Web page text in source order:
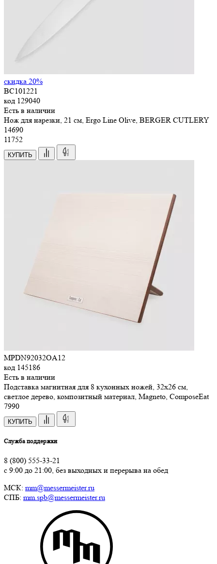
скидка 20%
BC101221
код 129040
Есть в наличии
Нож для нарезки, 21 см, Ergo Line Olive, BERGER CUTLERY
14690
11752
КУПИТЬ
MPDN92032OA12
код 145186
Есть в наличии
Подставка магнитная для 8 кухонных ножей, 32х26 см,
светлое дерево, композитный материал, Magneto, ComposeEat
7990
КУПИТЬ
Служба поддержки
8 (800) 555-33-21
с 9:00 до 21:00, без выходных и перерыва на обед
МСК: mm@messermeister.ru
СПБ: mm.spb@messermeister.ru